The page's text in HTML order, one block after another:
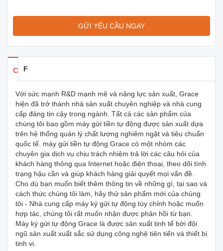
GỬI YÊU CẦU NGAY
Chi tiết sản phẩm
Feedback
Với sức mạnh R&D mạnh mẽ và năng lực sản xuất, Grace
hiện đã trở thành nhà sản xuất chuyên nghiệp và nhà cung
cấp đáng tin cậy trong ngành. Tất cả các sản phẩm của
chúng tôi bao gồm máy gửi tiền tự động được sản xuất dựa
trên hệ thống quản lý chất lượng nghiêm ngặt và tiêu chuẩn
quốc tế. máy gửi tiền tự động Grace có một nhóm các
chuyên gia dịch vụ chịu trách nhiệm trả lời các câu hỏi của
khách hàng thông qua Internet hoặc điện thoại, theo dõi tình
trạng hậu cần và giúp khách hàng giải quyết mọi vấn đề.
Cho dù bạn muốn biết thêm thông tin về những gì, tại sao và
cách thức chúng tôi làm, hãy thử sản phẩm mới của chúng
tôi - Nhà cung cấp máy ký gửi tự động tùy chỉnh hoặc muốn
hợp tác, chúng tôi rất muốn nhận được phản hồi từ bạn.
Máy ký gửi tự động Grace là được sản xuất tinh tế bởi đội
ngũ sản xuất xuất sắc sử dụng công nghệ tiên tiến và thiết bị
tinh vi.